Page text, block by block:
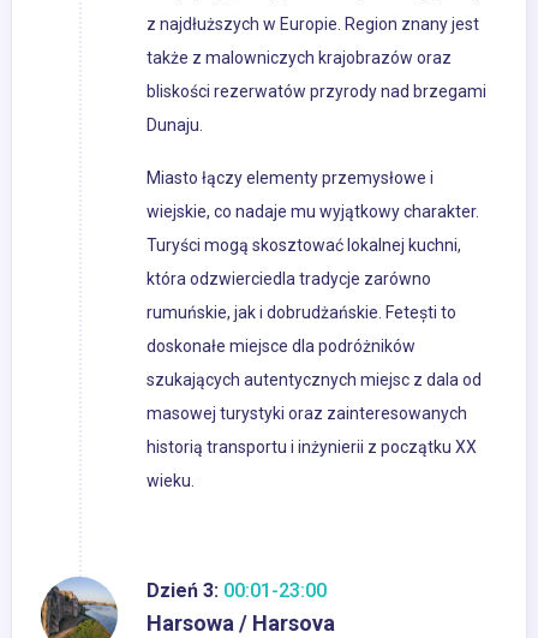
z najdłuższych w Europie. Region znany jest
także z malowniczych krajobrazów oraz
bliskości rezerwatów przyrody nad brzegami
Dunaju.
Miasto łączy elementy przemysłowe i
wiejskie, co nadaje mu wyjątkowy charakter.
Turyści mogą skosztować lokalnej kuchni,
która odzwierciedla tradycje zarówno
rumuńskie, jak i dobrudżańskie. Fetești to
doskonałe miejsce dla podróżników
szukających autentycznych miejsc z dala od
masowej turystyki oraz zainteresowanych
historią transportu i inżynierii z początku XX
wieku.
Dzień 3: 00:01-23:00
Harsowa / Harsova